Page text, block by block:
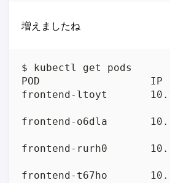
増えましたね
$ kubectl get pods
POD                  IP
frontend-ltoyt
frontend-o6dla
frontend-rurh0
frontend-t67ho